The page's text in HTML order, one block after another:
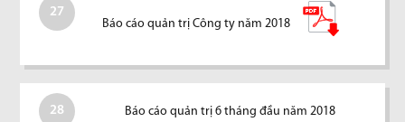
27
Báo cáo quản trị Công ty năm 2018
28 Báo cáo quản trị 6 tháng đầu năm 2018